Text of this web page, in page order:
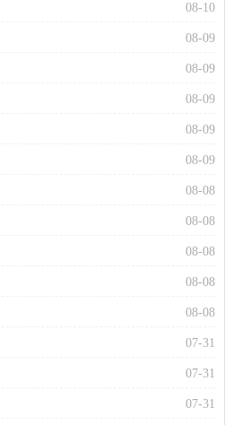
08-10
08-09
08-09
08-09
08-09
08-09
08-08
08-08
08-08
08-08
08-08
07-31
07-31
07-31